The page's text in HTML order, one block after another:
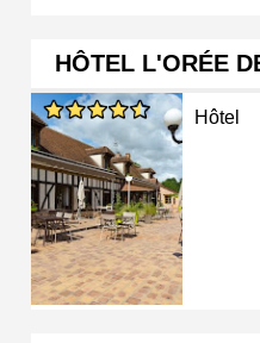
HÔTEL L'ORÉE
Hôtel